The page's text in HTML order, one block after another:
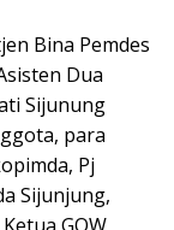
Bina Pemdes
Dua
Sijunung
para
Pj
Sijunjung,